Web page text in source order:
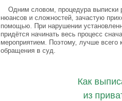
Одним словом, процедура выписки
нюансов и сложностей, зачастую
помощью. При нарушении
придётся начинать весь процесс
мероприятием. Поэтому, лучше всего
обращения в суд.
Как
из